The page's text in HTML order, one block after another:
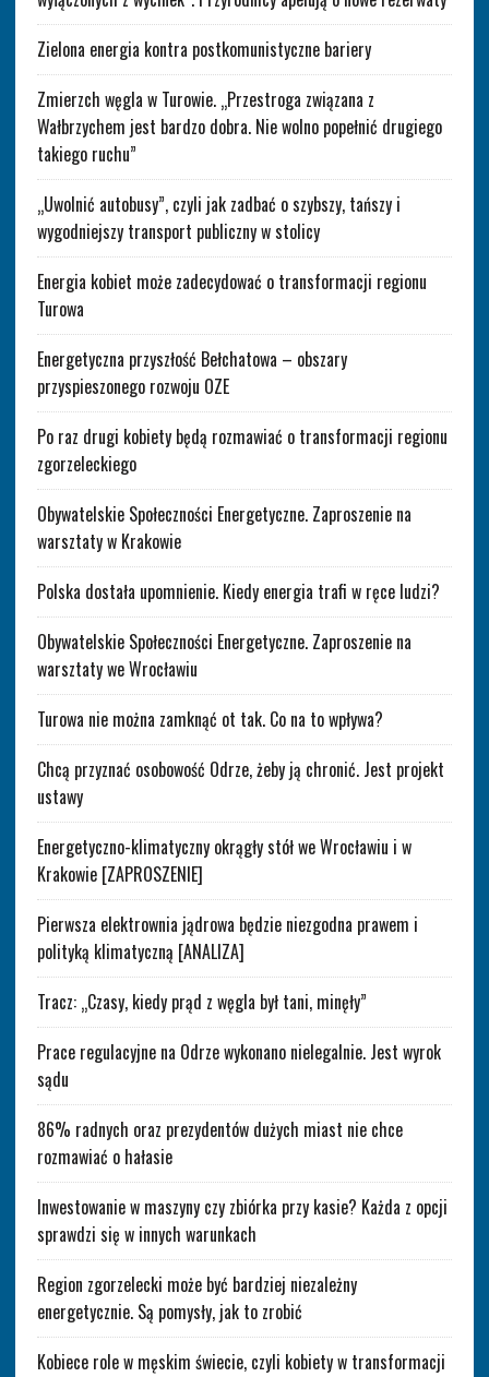
Zielona energia kontra postkomunistyczne bariery
Zmierzch węgla w Turowie. „Przestroga związana z
Wałbrzychem jest bardzo dobra. Nie wolno popełnić drugiego
takiego ruchu”
„Uwolnić autobusy”, czyli jak zadbać o szybszy, tańszy i
wygodniejszy transport publiczny w stolicy
Energia kobiet może zadecydować o transformacji regionu
Turowa
Energetyczna przyszłość Bełchatowa – obszary
przyspieszonego rozwoju OZE
Po raz drugi kobiety będą rozmawiać o transformacji regionu
zgorzeleckiego
Obywatelskie Społeczności Energetyczne. Zaproszenie na
warsztaty w Krakowie
Polska dostała upomnienie. Kiedy energia trafi w ręce ludzi?
Obywatelskie Społeczności Energetyczne. Zaproszenie na
warsztaty we Wrocławiu
Turowa nie można zamknąć ot tak. Co na to wpływa?
Chcą przyznać osobowość Odrze, żeby ją chronić. Jest projekt
ustawy
Energetyczno-klimatyczny okrągły stół we Wrocławiu i w
Krakowie [ZAPROSZENIE]
Pierwsza elektrownia jądrowa będzie niezgodna prawem i
polityką klimatyczną [ANALIZA]
Tracz: „Czasy, kiedy prąd z węgla był tani, minęły”
Prace regulacyjne na Odrze wykonano nielegalnie. Jest wyrok
sądu
86% radnych oraz prezydentów dużych miast nie chce
rozmawiać o hałasie
Inwestowanie w maszyny czy zbiórka przy kasie? Każda z opcji
sprawdzi się w innych warunkach
Region zgorzelecki może być bardziej niezależny
energetycznie. Są pomysły, jak to zrobić
Kobiece role w męskim świecie, czyli kobiety w transformacji